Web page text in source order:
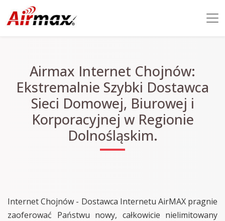
Airmax Internet Chojnów:
Ekstremalnie Szybki Dostawca
Sieci Domowej, Biurowej i
Korporacyjnej w Regionie
Dolnośląskim.
Internet Chojnów - Dostawca Internetu AirMAX pragnie
zaoferować Państwu nowy, całkowicie nielimitowany